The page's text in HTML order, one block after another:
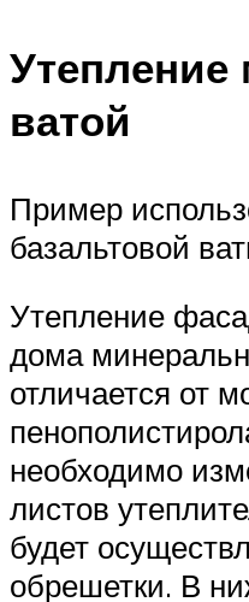
ватой
Пример
базальтовой
Утепление
дома
отличается от
необходимо
листов
будет
обрешетки. В